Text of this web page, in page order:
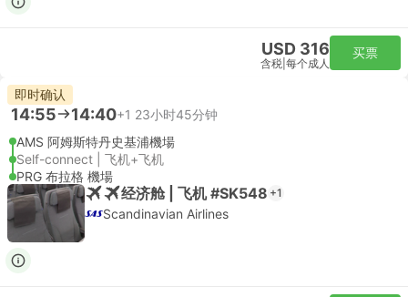
USD 316
含税 每个成人
买票
即时确认
14:55 14:40+1 23小时45分钟
AMS 阿姆斯特丹史基浦機場
Self-connect | 飞机+飞机
PRG 布拉格 機場
经济舱 | 飞机 #SK548 +1
Scandinavian Airlines